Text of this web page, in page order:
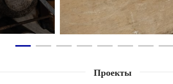
Проекты